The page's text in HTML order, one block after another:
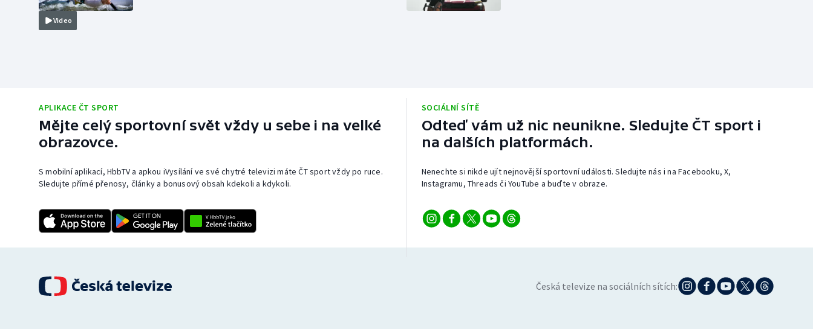
Video
APLIKACE ČT SPORT
Mějte celý sportovní svět vždy u sebe i na velké
obrazovce.
S mobilní aplikací, HbbTV a apkou iVysílání ve své chytré televizi máte ČT sport vždy po ruce.
Sledujte přímé přenosy, články a bonusový obsah kdekoli a kdykoli.
SOCIÁLNÍ SÍTĚ
Odteď vám už nic neunikne. Sledujte ČT sport i
na dalších platformách.
Nenechte si nikde ujít nejnovější sportovní události. Sledujte nás i na Facebooku, X,
Instagramu, Threads či YouTube a buďte v obraze.
Česká televize na sociálních sítích: